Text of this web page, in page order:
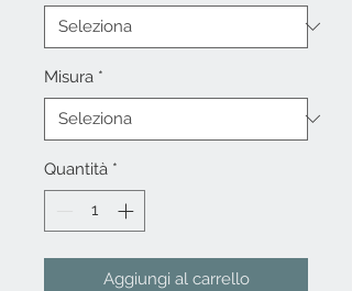
Misura *
Quantità *
Aggiungi al carrello